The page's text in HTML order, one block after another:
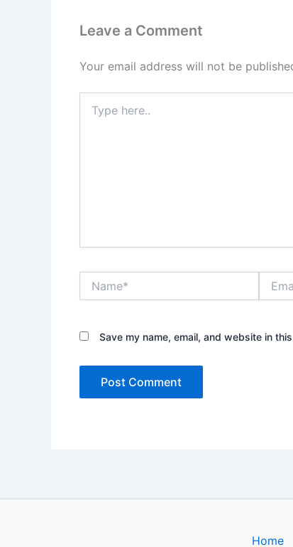
Leave a Comment
Your email address will not be
here..
Save my name, email, and website in
Home